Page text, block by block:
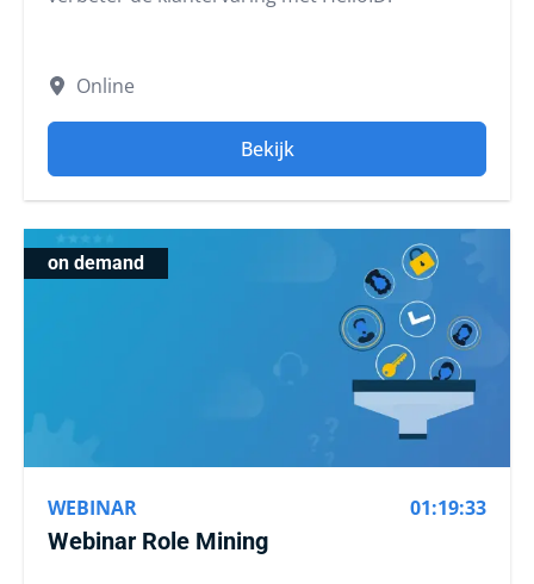
Online
Bekijk
on demand
WEBINAR 01:19:33
Webinar Role Mining